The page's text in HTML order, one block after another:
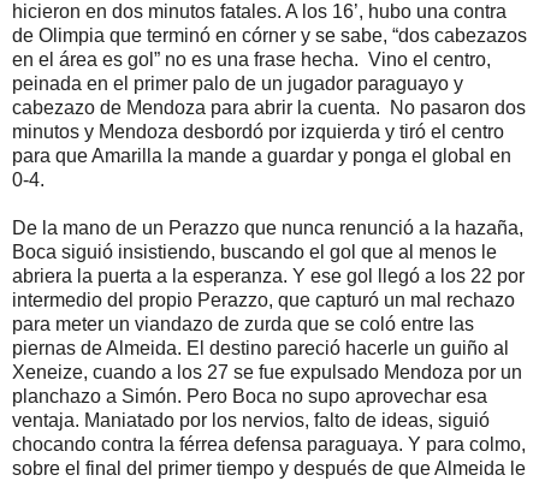
hicieron en dos minutos fatales. A los 16’, hubo una contra
de Olimpia que terminó en córner y se sabe, “dos cabezazos
en el área es gol” no es una frase hecha. Vino el centro,
peinada en el primer palo de un jugador paraguayo y
cabezazo de Mendoza para abrir la cuenta. No pasaron dos
minutos y Mendoza desbordó por izquierda y tiró el centro
para que Amarilla la mande a guardar y ponga el global en
0-4.
De la mano de un Perazzo que nunca renunció a la hazaña,
Boca siguió insistiendo, buscando el gol que al menos le
abriera la puerta a la esperanza. Y ese gol llegó a los 22 por
intermedio del propio Perazzo, que capturó un mal rechazo
para meter un viandazo de zurda que se coló entre las
piernas de Almeida. El destino pareció hacerle un guiño al
Xeneize, cuando a los 27 se fue expulsado Mendoza por un
planchazo a Simón. Pero Boca no supo aprovechar esa
ventaja. Maniatado por los nervios, falto de ideas, siguió
chocando contra la férrea defensa paraguaya. Y para colmo,
sobre el final del primer tiempo y después de que Almeida le